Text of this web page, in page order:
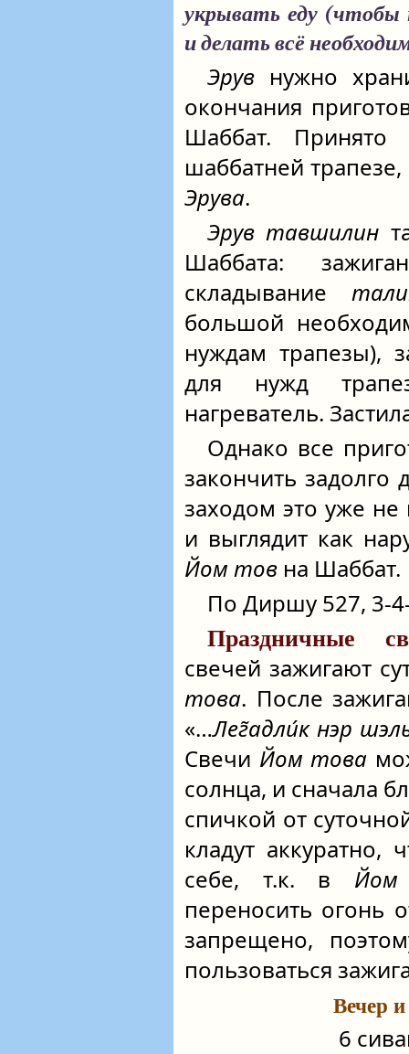
укрывать еду (чтобы
и делать всё
Эрув нужно
окончания
Шаббат. Принято
шаббатней
Эрува.
Эрув тавшилин
Шаббата:
складывание
большой
нуждам трапезы),
для нужд
нагреватель.
Однако все
закончить задолго
заходом это уже
и выглядит как
Йом тов на Шаббат.
По Диршу 527, 3-
Праздничные
свечей зажигают
това. После
«…Лег̃адли́к нэр
Свечи Йом това
солнца, и сначала
спичкой от
кладут аккуратно,
себе, т.к. в
переносить огонь
запрещено,
пользоваться
Вечер
6